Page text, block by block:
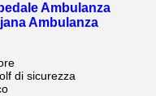
Ambulanza
Ambulanza
di sicurezza